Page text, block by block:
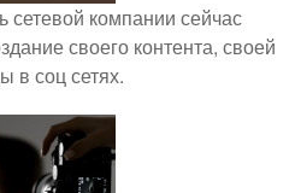
сетевой компании сейчас
своего контента, своей
в соц сетях.